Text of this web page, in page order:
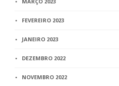
FEVEREIRO 2023
JANEIRO 2023
DEZEMBRO 2022
NOVEMBRO 2022